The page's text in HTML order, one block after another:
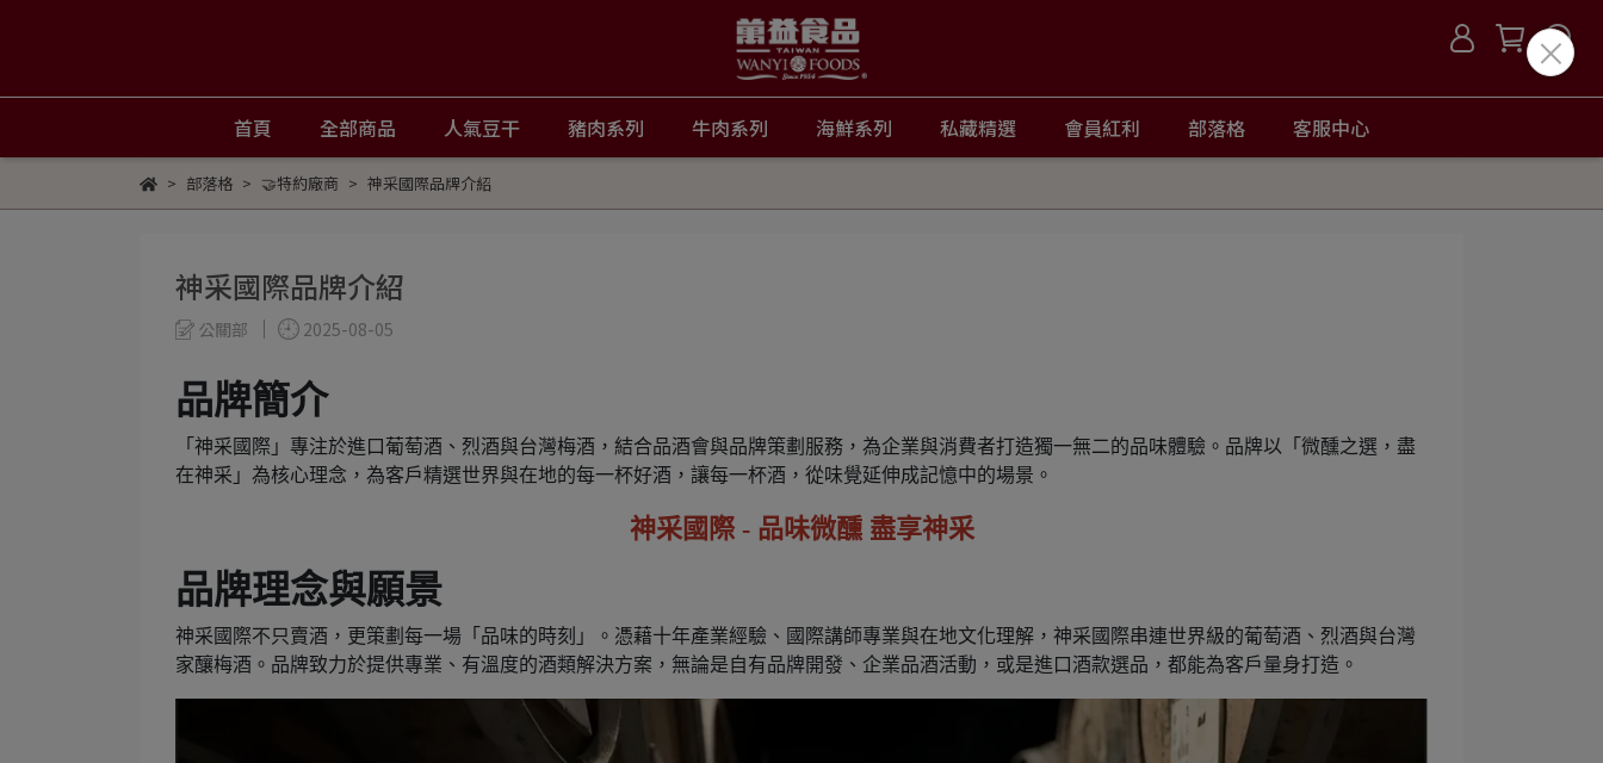
首頁 全部商品 人氣豆干 豬肉系列 牛肉系列 海鮮系列 私藏精選 會員紅利 部落格 客服中心
部落格 🤝特約廠商 神采國際品牌介紹
神采國際品牌介紹
公關部 2025-08-05
品牌簡介
「神采國際」專注於進口葡萄酒、烈酒與台灣梅酒，結合品酒會與品牌策劃服務，為企業與消費者打造獨一無二的品味體驗。品牌以「微醺之選，盡
在神采」為核心理念，為客戶精選世界與在地的每一杯好酒，讓每一杯酒，從味覺延伸成記憶中的場景。
神采國際 - 品味微醺 盡享神采
品牌理念與願景
神采國際不只賣酒，更策劃每一場「品味的時刻」。憑藉十年產業經驗、國際講師專業與在地文化理解，神采國際串連世界級的葡萄酒、烈酒與台灣
家釀梅酒。品牌致力於提供專業、有溫度的酒類解決方案，無論是自有品牌開發、企業品酒活動，或是進口酒款選品，都能為客戶量身打造。